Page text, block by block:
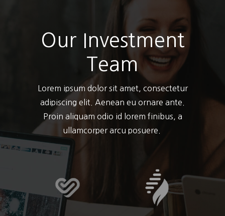
Our Investment
Team
Lorem ipsum dolor sit amet, consectetur
adipiscing elit. Aenean eu ornare ante.
Proin aliquam odio id lorem finibus, a
ullamcorper arcu posuere.